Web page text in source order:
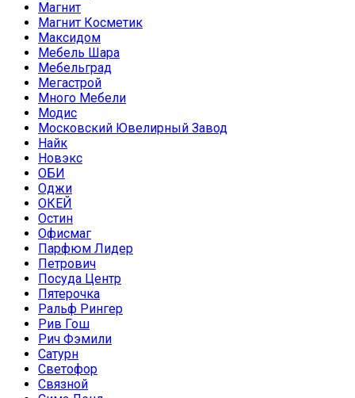
Магнит
Магнит Косметик
Максидом
Мебель Шара
Мебельград
Мегастрой
Много Мебели
Модис
Московский Ювелирный Завод
Найк
Новэкс
ОБИ
Оджи
ОКЕЙ
Остин
Офисмаг
Парфюм Лидер
Петрович
Посуда Центр
Пятерочка
Ральф Рингер
Рив Гош
Рич Фэмили
Сатурн
Светофор
Связной